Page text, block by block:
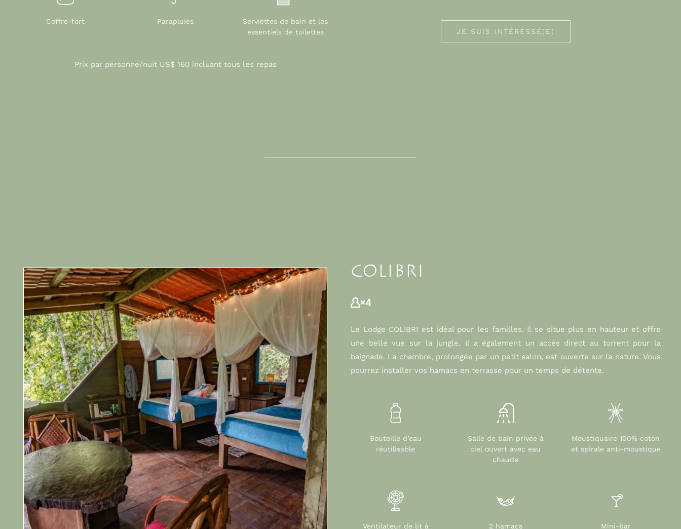
JE SUIS INTÉRÉSSÉ(E)
Coffre-fort Parapluies
Serviettes de bain et les
essentiels de toilettes
Prix par personne/nuit US$ 160 incluant tous les repas
COLIBRI
Le Lodge COLIBRI est idéal pour les familles. Il se situe plus en hauteur et offre
une belle vue sur la jungle. Il a également un accès direct au torrent pour la
baignade. La chambre, prolongée par un petit salon, est ouverte sur la nature. Vous
pourrez installer vos hamacs en terrasse pour un temps de détente.
Bouteille d’eau
réutilisable
Salle de bain privée à
ciel ouvert avec eau
chaude
Moustiquaire 100% coton
et spirale anti-moustique
Ventilateur de lit à 2 hamacs Mini-bar